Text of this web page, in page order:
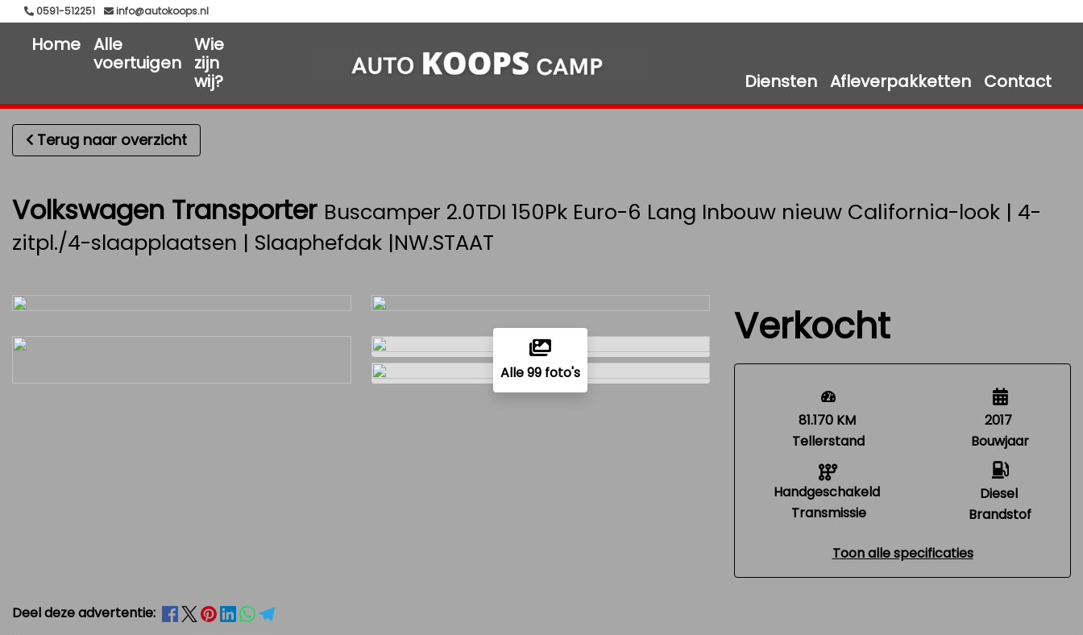
0591-512251 info@autokoops.nl
Home Alle
voertuigen
Wie
zijn
wij?
Diensten Afleverpakketten Contact
Terug naar overzicht
Volkswagen Transporter Buscamper 2.0TDI 150Pk Euro-6 Lang Inbouw nieuw California-look | 4-
zitpl./4-slaapplaatsen | Slaaphefdak |NW.STAAT
Alle 99 foto's
Verkocht
81.170 KM
Tellerstand
Handgeschakeld
Transmissie
2017
Bouwjaar
Diesel
Brandstof
Toon alle specificaties
Deel deze advertentie: